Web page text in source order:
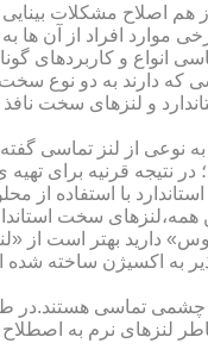
اصلاح مشکلات
موارد افراد از آن ها
انواع و کاربردهای
که دارند به دو نوع
و لنزهای سخت
نوعی از لنز تماسی
در نتیجه قرنیه برای
با استفاده
همه،لنزهای سخت
دارید بهتر است از
چشمی تماسی هستند.در
لنزهای نرم به